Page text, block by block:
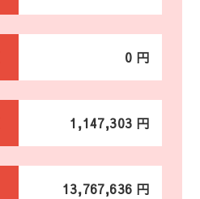
0 円
1,147,303 円
13,767,636 円